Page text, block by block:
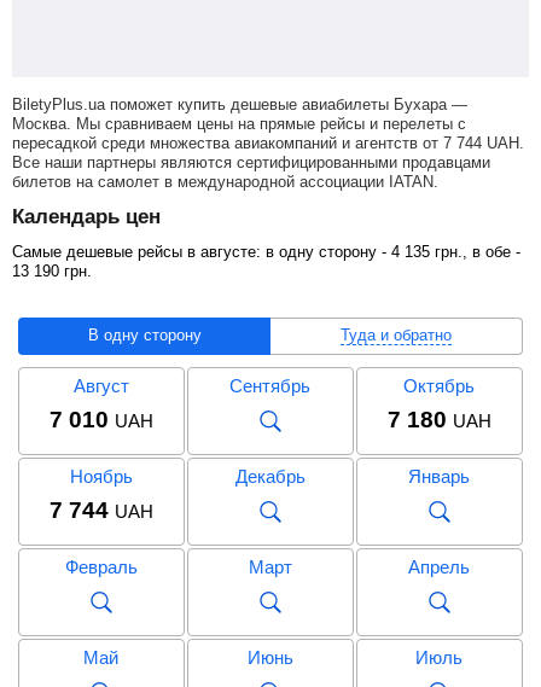
BiletyPlus.ua поможет купить дешевые авиабилеты Бухара —
Москва. Мы сравниваем цены на прямые рейсы и перелеты с
пересадкой среди множества авиакомпаний и агентств от 7 744 UAH
Все наши партнеры являются сертифицированными продавцами
билетов на самолет в международной ассоциации IATAN.
Календарь цен
Самые дешевые рейсы в августе: в одну сторону - 4 135 грн ., в обе -
13 190 грн
В одну сторону Туда и обратно
Август
7 010 UAH
Сентябрь Октябрь
7 180 UAH
Ноябрь
7 744 UAH
Декабрь Январь
Февраль Март Апрель
Май Июнь Июль